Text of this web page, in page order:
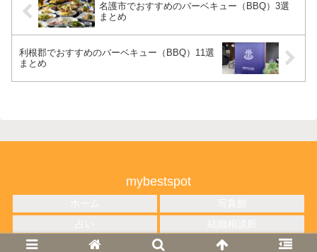
名護市でおすすめのバーベキュー（BBQ）3選
まとめ
利根郡でおすすめのバーベキュー（BBQ）11選
まとめ
mybestspot
© 2018 mybestspot.